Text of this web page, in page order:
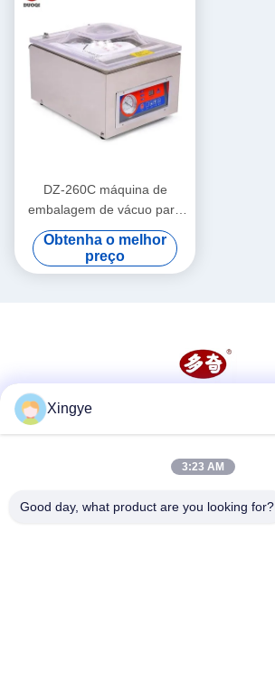
DZ-260C máquina de
embalagem de vácuo para
casa para alimentos e
vegetais 260mm tamanho
da câmara
Obtenha o melhor
preço
Xingye
3:23 AM
Good day, what product are you looking for?